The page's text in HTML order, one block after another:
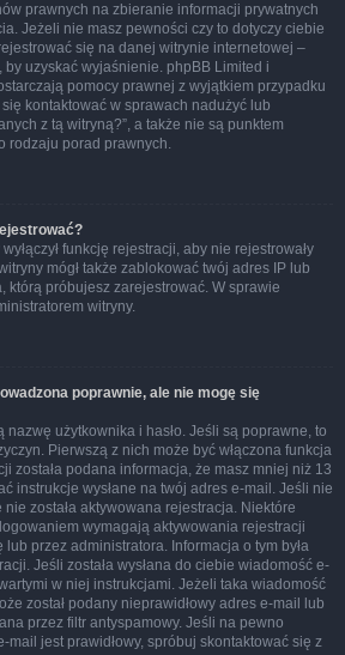
prawnych na zbieranie informacji prywatnych
Jeżeli nie masz pewności czy to dotyczy ciebie
się na danej witrynie internetowej –
uzyskać wyjaśnienie. phpBB Limited i
pomocy prawnej z wyjątkiem przypadku
kontaktować w sprawach nadużyć lub
z tą witryną?”, a także nie są punktem
rodzaju porad prawnych.
funkcję rejestracji, aby nie rejestrowały
mógł także zablokować twój adres IP lub
którą próbujesz zarejestrować. W sprawie
witryny.
poprawnie, ale nie mogę się
nazwę użytkownika i hasło. Jeśli są poprawne, to
Pierwszą z nich może być włączona funkcja
została podana informacja, że masz mniej niż 13
instrukcje wysłane na twój adres e-mail. Jeśli nie
nie została aktywowana rejestracja. Niektóre
wymagają aktywowania rejestracji
przez administratora. Informacja o tym była
Jeśli została wysłana do ciebie wiadomość e-
w niej instrukcjami. Jeżeli taka wiadomość
został podany nieprawidłowy adres e-mail lub
przez filtr antyspamowy. Jeśli na pewno
mail jest prawidłowy, spróbuj skontaktować się z